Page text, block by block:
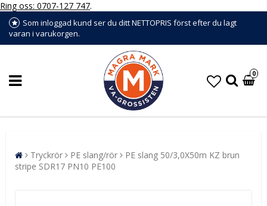
Ring oss: 0707-127 747.
Som inloggad kund ser du ditt NETTOPRIS först efter du lagt
varan i varukorgen.
0
Tryckrör PE slang/rör
PE slang 50/3,0X50m KZ brun
stripe SDR17 PN10 PE100